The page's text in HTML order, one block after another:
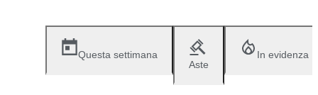
Questa settimana
Aste
In evidenza